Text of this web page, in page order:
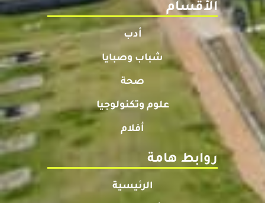
الأقسام
أدب
شباب وصبايا
صحة
علوم وتكنولوجيا
أفلام
روابط هامة
الرئيسية